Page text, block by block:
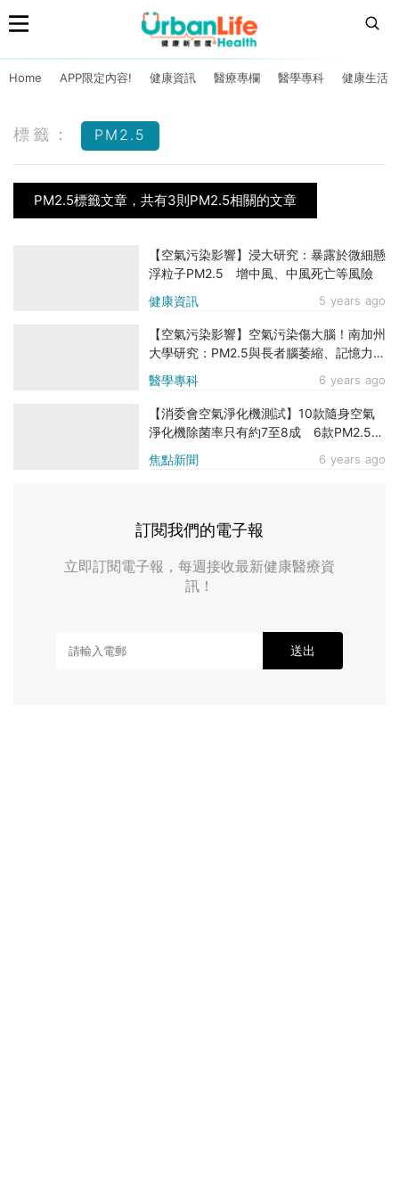
Home APP限定內容! 健康資訊 醫療專欄 醫學專科 健康生活
標籤： PM2.5
PM2.5標籤文章，共有3則PM2.5相關的文章
健康資訊 5 years ago
【空氣污染影響】浸大研究：暴露於微細懸
浮粒子PM2.5 增中風、中風死亡等風險
醫學專科 6 years ago
【空氣污染影響】空氣污染傷大腦！南加州
大學研究：PM2.5與長者腦萎縮、記憶力下
降有關
焦點新聞 6 years ago
【消委會空氣淨化機測試】10款隨身空氣
淨化機除菌率只有約7至8成 6款PM2.5去
除率不足15%
訂閱我們的電子報
立即訂閱電子報，每週接收最新健康醫療資
訊！
送出